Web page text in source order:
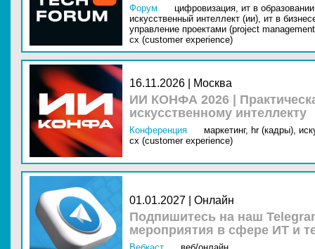
Форум цифровизация, ит в
искусственный интеллект (ии), ит в
управление проектами (project
cx (customer experience)
16.11.2026 | Москва
ИИ КОНФА 2026 |
искусственному интеллекту
Конференция маркетинг, hr (кадры),
cx (customer experience)
01.01.2027 | Онлайн
Подпишитесь на наш
мероприятия в сфере ИТ и